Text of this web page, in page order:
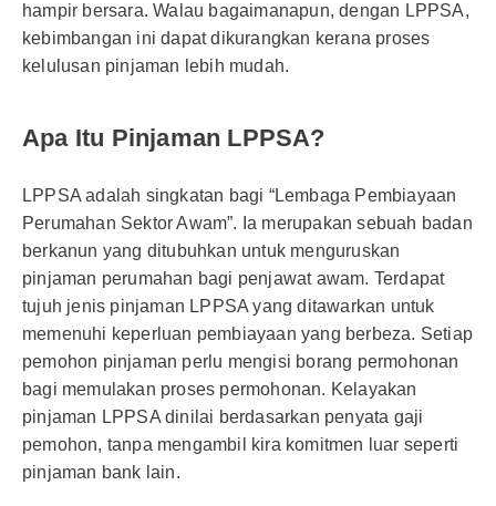
hampir bersara. Walau bagaimanapun, dengan LPPSA,
kebimbangan ini dapat dikurangkan kerana proses
kelulusan pinjaman lebih mudah.
Apa Itu Pinjaman LPPSA?
LPPSA adalah singkatan bagi “Lembaga Pembiayaan
Perumahan Sektor Awam”. Ia merupakan sebuah badan
berkanun yang ditubuhkan untuk menguruskan
pinjaman perumahan bagi penjawat awam. Terdapat
tujuh jenis pinjaman LPPSA yang ditawarkan untuk
memenuhi keperluan pembiayaan yang berbeza. Setiap
pemohon pinjaman perlu mengisi borang permohonan
bagi memulakan proses permohonan. Kelayakan
pinjaman LPPSA dinilai berdasarkan penyata gaji
pemohon, tanpa mengambil kira komitmen luar seperti
pinjaman bank lain.